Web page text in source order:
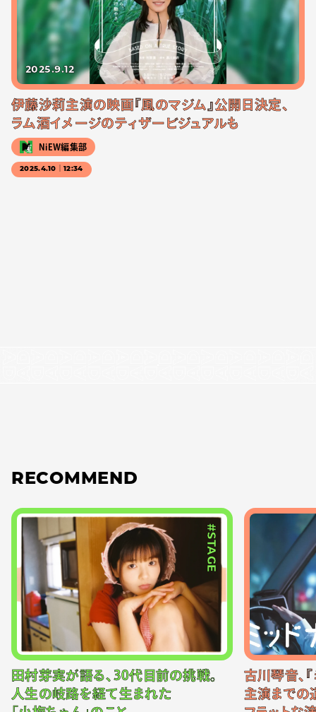
2025.9.12
伊藤沙莉主演の映画『風のマジム』公開日決定、
ラム酒イメージのティザービジュアルも
NiEW編集部
2025.4.10｜12:34
RECOMMEND
#STAGE
田村芽実が語る、30代目前の挑戦。
人生の岐路を経て生まれた
古川琴音、
主演までの